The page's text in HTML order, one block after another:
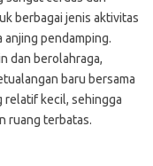
berbagai jenis aktivitas
anjing pendamping.
dan berolahraga,
baru bersama
relatif kecil, sehingga
ruang terbatas.